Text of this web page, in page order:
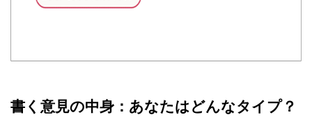
書く意見の中身：あなたはどんなタイプ？